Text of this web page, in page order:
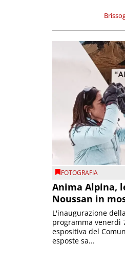
FOTOGRAFIA
Anima Alpina,
Noussan in
L'inaugurazione
programma venerdì
espositiva del
esposte sa...